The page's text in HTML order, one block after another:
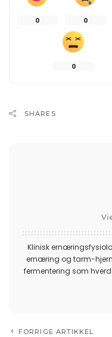
0 0
0
SHARES
Klinisk
ernæring og tarm-
fermentering som
FORRIGE ARTIKKEL